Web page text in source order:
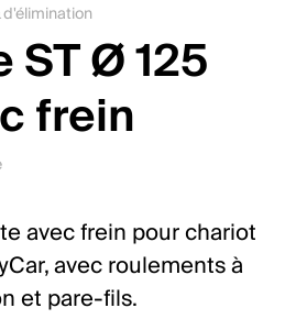
un pays et une langue
Ø 125
frein
avec frein pour chariot
avec roulements à
et pare-fils.